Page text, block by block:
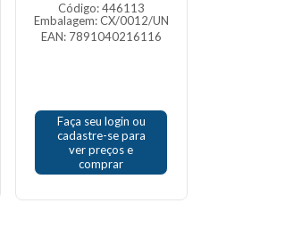
Código: 446113
Embalagem: CX/0012/UN
EAN: 7891040216116
Faça seu login ou
cadastre-se para
ver preços e
comprar